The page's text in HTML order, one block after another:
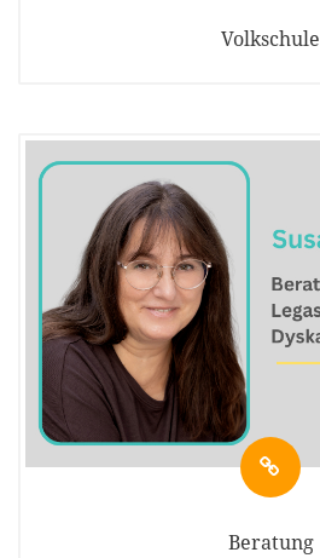
Volkschule
Beratung